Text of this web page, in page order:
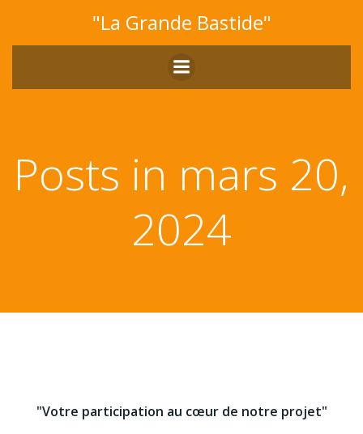
au
contenu
"La Grande Bastide"
Posts in mars 20,
2024
"Votre participation au cœur de notre projet"